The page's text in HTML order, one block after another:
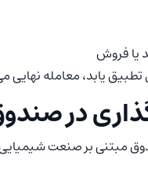
یا فروش
یابد، معامله نهایی
در
مبتنی بر صنعت شیمیایی